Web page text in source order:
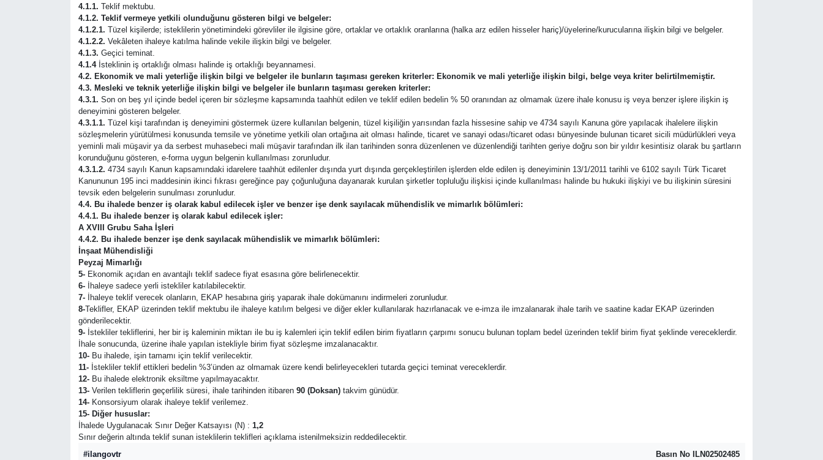
4.1.1. Teklif mektubu.
4.1.2. Teklif vermeye yetkili olunduğunu gösteren bilgi ve belgeler:
4.1.2.1. Tüzel kişilerde; isteklilerin yönetimindeki görevliler ile ilgisine göre, ortaklar ve ortaklık oranlarına (halka arz edilen hisseler hariç)/üyelerine/kurucularına ilişkin bilgi ve belgeler.
4.1.2.2. Vekâleten ihaleye katılma halinde vekile ilişkin bilgi ve belgeler.
4.1.3. Geçici teminat.
4.1.4İsteklinin iş ortaklığı olması halinde iş ortaklığı beyannamesi.
4.2. Ekonomik ve mali yeterliğe ilişkin bilgi ve belgeler ile bunların taşıması gereken kriterler: Ekonomik ve mali yeterliğe ilişkin bilgi, belge veya kriter belirtilmemiştir.
4.3. Mesleki ve teknik yeterliğe ilişkin bilgi ve belgeler ile bunların taşıması gereken kriterler:
4.3.1. Son on beş yıl içinde bedel içeren bir sözleşme kapsamında taahhüt edilen ve teklif edilen bedelin % 50 oranından az olmamak üzere ihale konusu iş veya benzer işlere ilişkin iş
deneyimini gösteren belgeler.
4.3.1.1. Tüzel kişi tarafından iş deneyimini göstermek üzere kullanılan belgenin, tüzel kişiliğin yarısından fazla hissesine sahip ve 4734 sayılı Kanuna göre yapılacak ihalelere ilişkin
sözleşmelerin yürütülmesi konusunda temsile ve yönetime yetkili olan ortağına ait olması halinde, ticaret ve sanayi odası/ticaret odası bünyesinde bulunan ticaret sicili müdürlükleri veya
yeminli mali müşavir ya da serbest muhasebeci mali müşavir tarafından ilk ilan tarihinden sonra düzenlenen ve düzenlendiği tarihten geriye doğru son bir yıldır kesintisiz olarak bu şartların
korunduğunu gösteren, e-forma uygun belgenin kullanılması zorunludur.
4.3.1.2. 4734 sayılı Kanun kapsamındaki idarelere taahhüt edilenler dışında yurt dışında gerçekleştirilen işlerden elde edilen iş deneyiminin 13/1/2011 tarihli ve 6102 sayılı Türk Ticaret
Kanununun 195 inci maddesinin ikinci fıkrası gereğince pay çoğunluğuna dayanarak kurulan şirketler topluluğu ilişkisi içinde kullanılması halinde bu hukuki ilişkiyi ve bu ilişkinin süresini
tevsik eden belgelerin sunulması zorunludur.
4.4. Bu ihalede benzer iş olarak kabul edilecek işler ve benzer işe denk sayılacak mühendislik ve mimarlık bölümleri:
4.4.1. Bu ihalede benzer iş olarak kabul edilecek işler:
A XVIII Grubu Saha İşleri
4.4.2. Bu ihalede benzer işe denk sayılacak mühendislik ve mimarlık bölümleri:
İnşaat Mühendisliği
Peyzaj Mimarlığı
5-Ekonomik açıdan en avantajlı teklif sadece fiyat esasına göre belirlenecektir.
6- İhaleye sadece yerli istekliler katılabilecektir.
7-İhaleye teklif verecek olanların, EKAP hesabına giriş yaparak ihale dokümanını indirmeleri zorunludur.
8-Teklifler, EKAP üzerinden teklif mektubu ile ihaleye katılım belgesi ve diğer ekler kullanılarak hazırlanacak ve e-imza ile imzalanarak ihale tarih ve saatine kadar EKAP üzerinden
gönderilecektir.
9-İstekliler tekliflerini, her bir iş kaleminin miktarı ile bu iş kalemleri için teklif edilen birim fiyatların çarpımı sonucu bulunan toplam bedel üzerinden teklif birim fiyat şeklinde vereceklerdir.
İhale sonucunda, üzerine ihale yapılan istekliyle birim fiyat sözleşme imzalanacaktır.
10-Bu ihalede, işin tamamı için teklif verilecektir.
11-İstekliler teklif ettikleri bedelin %3’ünden az olmamak üzere kendi belirleyecekleri tutarda geçici teminat vereceklerdir.
12- Bu ihalede elektronik eksiltme yapılmayacaktır.
13-Verilen tekliflerin geçerlilik süresi, ihale tarihinden itibaren 90 (Doksan)takvim günüdür.
14-Konsorsiyum olarak ihaleye teklif verilemez.
15- Diğer hususlar:
İhalede Uygulanacak Sınır Değer Katsayısı (N) : 1,2
Sınır değerin altında teklif sunan isteklilerin teklifleri açıklama istenilmeksizin reddedilecektir.
#ilangovtr
Basın No ILN02502485